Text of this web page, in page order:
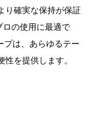
り確実な保持が保証
の使用に最適で
プは、あらゆるテー
を提供します。